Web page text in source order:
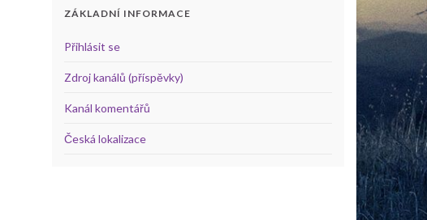
ZÁKLADNÍ INFORMACE
Přihlásit se
Zdroj kanálů (příspěvky)
Kanál komentářů
Česká lokalizace